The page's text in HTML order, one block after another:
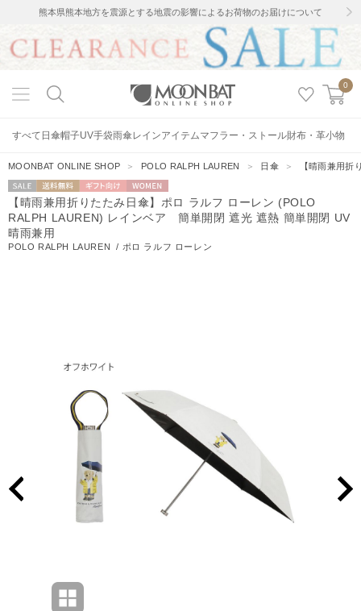
熊本県熊本地方を震源とする地震の影響によるお荷物のお届けについて
0
すべて 日傘帽子UV手袋雨傘レインアイテムマフラー・ストール財布・革小物
MOONBAT ONLINE SHOP ＞ POLO RALPH LAUREN ＞ 日傘 ＞ 【晴雨兼用
セー
ル
送料無料 ギフト向
け
WOMEN
【晴雨兼用折りたたみ日傘】ポロ ラルフ ローレン (POLO
RALPH LAUREN) レインベア 簡単開閉 遮光 遮熱 簡単開閉 UV
晴雨兼用
POLO RALPH LAUREN / ポロ ラルフ ローレン